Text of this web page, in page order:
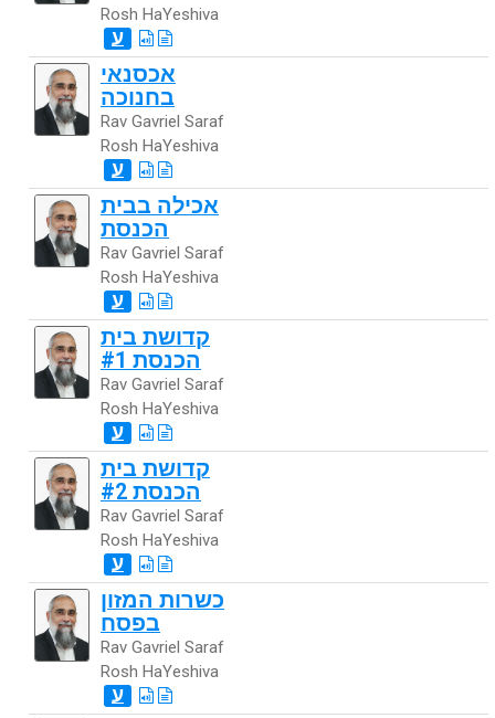
Rosh HaYeshiva
ע
אכסנאי
בחנוכה
Rav Gavriel Saraf
Rosh HaYeshiva
ע
אכילה בבית
הכנסת
Rav Gavriel Saraf
Rosh HaYeshiva
ע
קדושת בית
הכנסת #1
Rav Gavriel Saraf
Rosh HaYeshiva
ע
קדושת בית
הכנסת #2
Rav Gavriel Saraf
Rosh HaYeshiva
ע
כשרות המזון
בפסח
Rav Gavriel Saraf
Rosh HaYeshiva
ע